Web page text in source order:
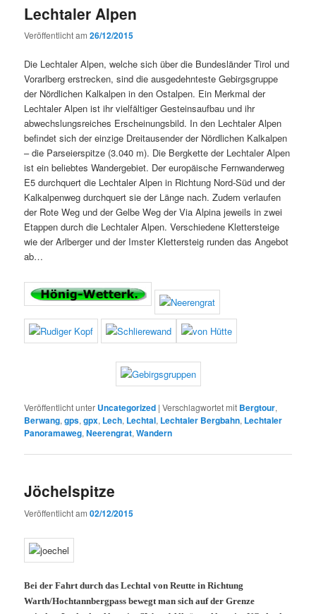
Lechtaler Alpen
Veröffentlicht am26/12/2015
Die Lechtaler Alpen, welche sich über die Bundesländer Tirol und
Vorarlberg erstrecken, sind die ausgedehnteste Gebirgsgruppe
der Nördlichen Kalkalpen in den Ostalpen. Ein Merkmal der
Lechtaler Alpen ist ihr vielfältiger Gesteinsaufbau und ihr
abwechslungsreiches Erscheinungsbild. In den Lechtaler Alpen
befindet sich der einzige Dreitausender der Nördlichen Kalkalpen
– die Parseierspitze (3.040 m). Die Bergkette der Lechtaler Alpen
ist ein beliebtes Wandergebiet. Der europäische Fernwanderweg
E5 durchquert die Lechtaler Alpen in Richtung Nord-Süd und der
Kalkalpenweg durchquert sie der Länge nach. Zudem verlaufen
der Rote Weg und der Gelbe Weg der Via Alpina jeweils in zwei
Etappen durch die Lechtaler Alpen. Verschiedene Klettersteige
wie der Arlberger und der Imster Klettersteig runden das Angebot
ab…
Veröffentlicht unter Uncategorized |Verschlagwortet mit Bergtour,
Berwang,gps,gpx, Lech, Lechtal, Lechtaler Bergbahn, Lechtaler
Panoramaweg,Neerengrat,Wandern
Jöchelspitze
Veröffentlicht am02/12/2015
Bei der Fahrt durch das Lechtal von Reutte in Richtung
Warth/Hochtannbergpass bewegt man sich auf der Grenze